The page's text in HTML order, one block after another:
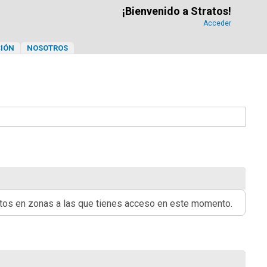
¡Bienvenido a Stratos!
Acceder
NOSOTROS
en zonas a las que tienes acceso en este momento.